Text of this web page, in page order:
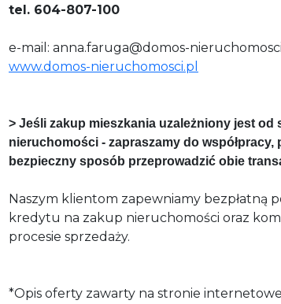
tel. 604-807-100
e-mail: anna.faruga@domos-
www.domos-nieruchomosci.pl
> Jeśli zakup mieszkania uzależniony jest od
nieruchomości - zapraszamy do współpracy,
bezpieczny sposób przeprowadzić obie
Naszym klientom zapewniamy bezpłatną
kredytu na zakup nieruchomości oraz
procesie sprzedaży.
*Opis oferty zawarty na stronie